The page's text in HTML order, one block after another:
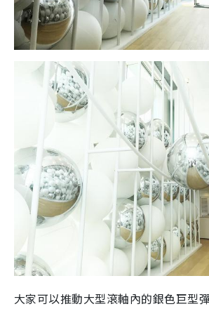
大家可以推動大型滾軸內的銀色巨型